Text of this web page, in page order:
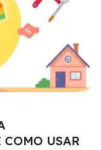
COMO USAR